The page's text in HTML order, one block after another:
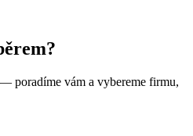
poradíme vám a vybereme firmu,